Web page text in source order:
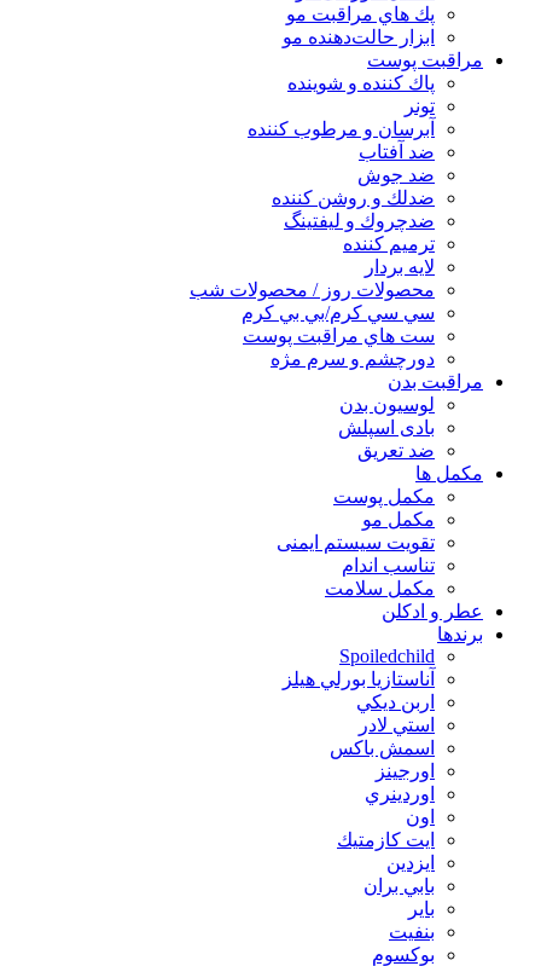
پك هاي مراقبت مو
ابزار حالت‌دهنده مو
مراقبت پوست
پاك كننده و شوينده
تونر
آبرسان و مرطوب كننده
ضد آفتاب
ضد جوش
ضدلك و روشن كننده
ضدچروك و ليفتينگ
ترميم كننده
لايه بردار
محصولات روز / محصولات شب
سي سي كرم/بي بي كرم
ست هاي مراقبت پوست
دورچشم و سرم مژه
مراقبت بدن
لوسیون بدن
بادی اسپلش
ضد تعریق
مكمل ها
مکمل پوست
مکمل مو
تقویت سیستم ایمنی
تناسب اندام
مکمل سلامت
عطر و ادکلن
برندها
Spoiledchild
آناستازيا بورلي هيلز
اربن ديكي
استي لادر
اسمش باكس
اورجينز
اوردينري
اون
ايت كازمتيك
ايزدين
بابي بران
بایر
بنفيت
بوكسوم